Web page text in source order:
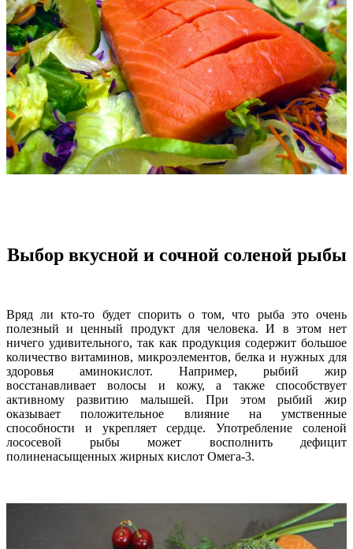
Выбор вкусной и сочной соленой рыбы
Вряд ли кто-то будет спорить о том, что рыба это очень
полезный и ценный продукт для человека. И в этом нет
ничего удивительного, так как продукция содержит большое
количество витаминов, микроэлементов, белка и нужных для
здоровья аминокислот. Например, рыбий жир
восстанавливает волосы и кожу, а также способствует
активному развитию малышей. При этом рыбий жир
оказывает положительное влияние на умственные
способности и укрепляет сердце. Употребление соленой
лососевой рыбы может восполнить дефицит
полиненасыщенных жирных кислот Омега-3.